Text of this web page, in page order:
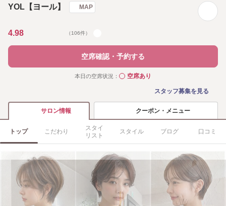
YOL【ヨール】 MAP
4.98 （106件）
空席確認・予約する
本日の空席状況： ◯空席あり
スタッフ募集を見る
サロン情報 クーポン・メニュー
トップ こだわり
スタイ
リスト
スタイル ブログ 口コミ